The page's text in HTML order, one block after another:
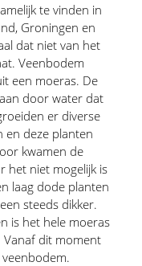
te vinden in
Groningen en
dat niet van het
Veenbodem
een moeras. De
door water dat
er diverse
en deze planten
kwamen de
het niet mogelijk is
laag dode planten
steeds dikker.
is het hele moeras
Vanaf dit moment